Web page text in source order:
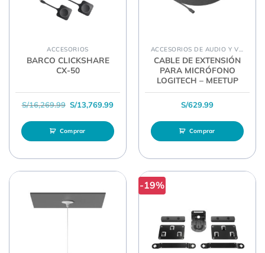
ACCESORIOS
BARCO CLICKSHARE
CX-50
S/16,269.99 El precio original era: S/16,269.99.
S/13,769.99El precio actual es: S/13,769.99.
Comprar
ACCESORIOS DE AUDIO Y VIDEO
CABLE DE EXTENSIÓN
PARA MICRÓFONO
LOGITECH – MEETUP
S/629.99
Comprar
-19%